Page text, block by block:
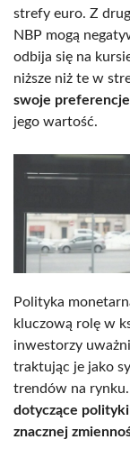
strefy euro. Z
NBP mogą
odbija się na
niższe niż te w
swoje
jego wartość.
Polityka
kluczową rolę w
inwestorzy
traktując je jako
trendów na rynku.
dotyczące
znacznej